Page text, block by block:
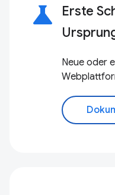
science
Erste
Neue oder